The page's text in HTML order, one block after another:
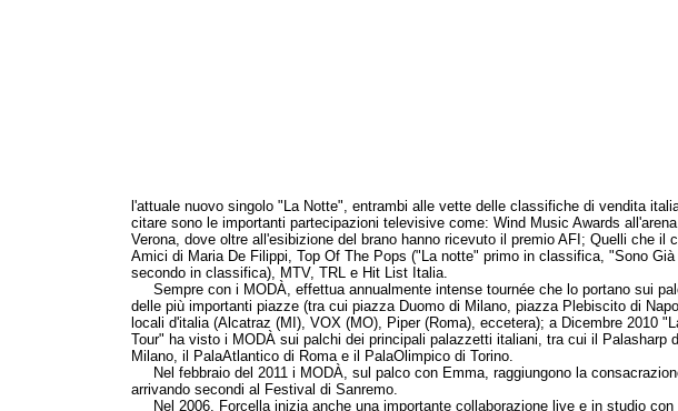
l'attuale nuovo singolo "La Notte", entrambi alle vette delle classifiche di vendita
citare sono le importanti partecipazioni televisive come: Wind Music Awards
Verona, dove oltre all'esibizione del brano hanno ricevuto il premio AFI; Quelli che il
Amici di Maria De Filippi, Top Of The Pops ("La notte" primo in classifica, "Sono Già
secondo in classifica), MTV, TRL e Hit List Italia.
Sempre con i MODÀ, effettua annualmente intense tournée che lo portano sui
delle più importanti piazze (tra cui piazza Duomo di Milano, piazza Plebiscito di
locali d'italia (Alcatraz (MI), VOX (MO), Piper (Roma), eccetera); a Dicembre 2010
Tour" ha visto i MODÀ sui palchi dei principali palazzetti italiani, tra cui il Palasharp
Milano, il PalaAtlantico di Roma e il PalaOlimpico di Torino.
Nel febbraio del 2011 i MODÀ, sul palco con Emma, raggiungono la
arrivando secondi al Festival di Sanremo.
Nel 2006, Forcella inizia anche una importante collaborazione live e in studio con